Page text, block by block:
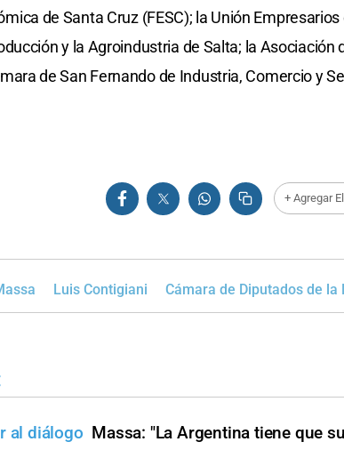
de Santa Cruz (FESC); la Unión
y la Agroindustria de Salta; la
de San Fernando de Industria, Comercio y
+ Agregar
Luis Contigiani Cámara de Diputados de la
al diálogo Massa: "La Argentina tiene que